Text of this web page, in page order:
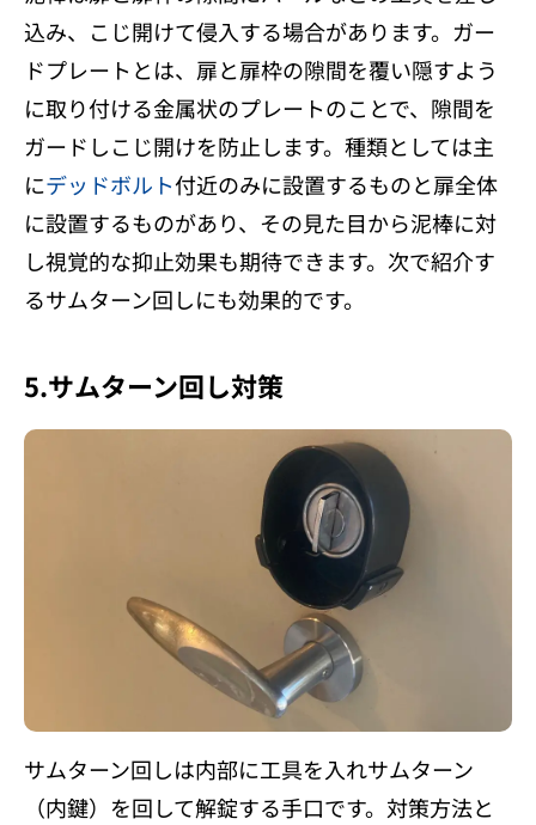
込み、こじ開けて侵入する場合があります。ガー
ドプレートとは、扉と扉枠の隙間を覆い隠すよう
に取り付ける金属状のプレートのことで、隙間を
ガードしこじ開けを防止します。種類としては主
にデッドボルト付近のみに設置するものと扉全体
に設置するものがあり、その見た目から泥棒に対
し視覚的な抑止効果も期待できます。次で紹介す
るサムターン回しにも効果的です。
5.サムターン回し対策
サムターン回しは内部に工具を入れサムターン
（内鍵）を回して解錠する手口です。対策方法と